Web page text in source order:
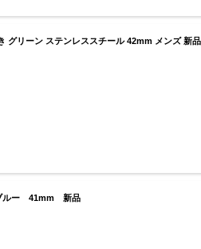
グリーン ステンレススチール 42mm メンズ 新品
ルー 41mm 新品